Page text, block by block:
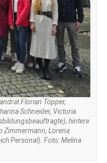
Florian Töpper,
Schneider, Victoria
hintere
Zimmermann, Lorena
Personal). Foto: Melina